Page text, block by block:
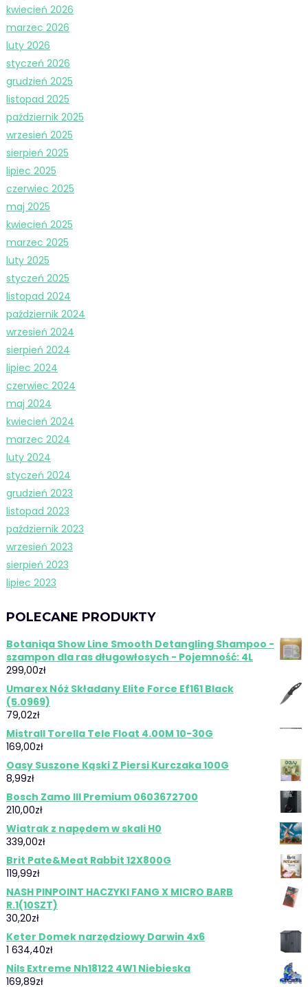
kwiecień 2026
marzec 2026
luty 2026
styczeń 2026
grudzień 2025
listopad 2025
październik 2025
wrzesień 2025
sierpień 2025
lipiec 2025
czerwiec 2025
maj 2025
kwiecień 2025
marzec 2025
luty 2025
styczeń 2025
listopad 2024
październik 2024
wrzesień 2024
sierpień 2024
lipiec 2024
czerwiec 2024
maj 2024
kwiecień 2024
marzec 2024
luty 2024
styczeń 2024
grudzień 2023
listopad 2023
październik 2023
wrzesień 2023
sierpień 2023
lipiec 2023
POLECANE PRODUKTY
Botaniqa Show Line Smooth Detangling Shampoo -
szampon dla ras długowłosych - Pojemność: 4L
299,00zł
Umarex Nóż Składany Elite Force Ef161 Black
(5.0969)
79,02zł
Mistrall Torella Tele Float 4.00M 10-30G
169,00zł
Oasy Suszone Kąski Z Piersi Kurczaka 100G
8,99zł
Bosch Zamo III Premium 0603672700
210,00zł
Wiatrak z napędem w skali H0
339,00zł
Brit Pate&Meat Rabbit 12X800G
119,99zł
NASH PINPOINT HACZYKI FANG X MICRO BARB
R.1(10SZT)
30,20zł
Keter Domek narzędziowy Darwin 4x6
1 634,40zł
Nils Extreme Nh18122 4W1 Niebieska
169,89zł